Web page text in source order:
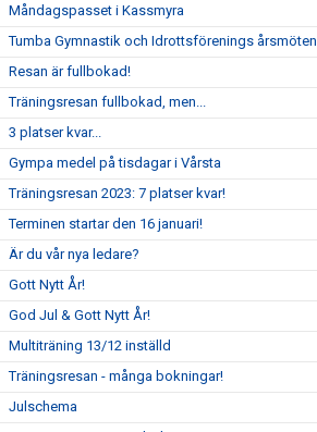
Måndagspasset i Kassmyra
Tumba Gymnastik och Idrottsförenings årsmöten
Resan är fullbokad!
Träningsresan fullbokad, men...
3 platser kvar...
Gympa medel på tisdagar i Vårsta
Träningsresan 2023: 7 platser kvar!
Terminen startar den 16 januari!
Är du vår nya ledare?
Gott Nytt År!
God Jul & Gott Nytt År!
Multiträning 13/12 inställd
Träningsresan - många bokningar!
Julschema